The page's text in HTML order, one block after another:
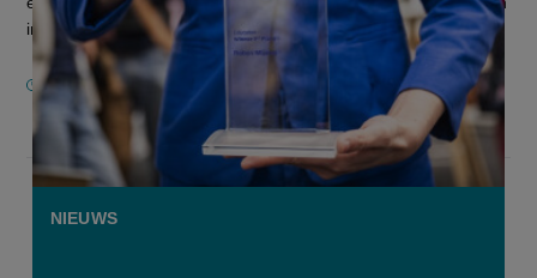
invloe...
12 MEI 2026
NIEUWS